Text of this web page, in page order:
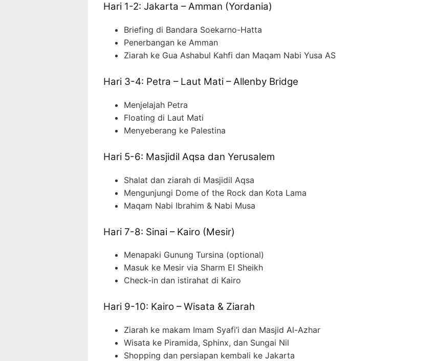
Hari 1-2: Jakarta – Amman (Yordania)
Briefing di Bandara Soekarno-Hatta
Penerbangan ke Amman
Ziarah ke Gua Ashabul Kahfi dan Maqam Nabi Yusa AS
Hari 3-4: Petra – Laut Mati – Allenby Bridge
Menjelajah Petra
Floating di Laut Mati
Menyeberang ke Palestina
Hari 5-6: Masjidil Aqsa dan Yerusalem
Shalat dan ziarah di Masjidil Aqsa
Mengunjungi Dome of the Rock dan Kota Lama
Maqam Nabi Ibrahim & Nabi Musa
Hari 7-8: Sinai – Kairo (Mesir)
Menapaki Gunung Tursina (optional)
Masuk ke Mesir via Sharm El Sheikh
Check-in dan istirahat di Kairo
Hari 9-10: Kairo – Wisata & Ziarah
Ziarah ke makam Imam Syafi’i dan Masjid Al-Azhar
Wisata ke Piramida, Sphinx, dan Sungai Nil
Shopping dan persiapan kembali ke Jakarta